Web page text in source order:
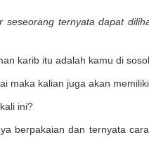
seseorang ternyata dapat
karib itu adalah kamu di
maka kalian juga akan
ini?
berpakaian dan ternyata